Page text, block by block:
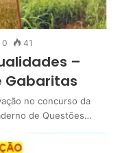
0 41
–
Gabaritas
no concurso da
de Questões…